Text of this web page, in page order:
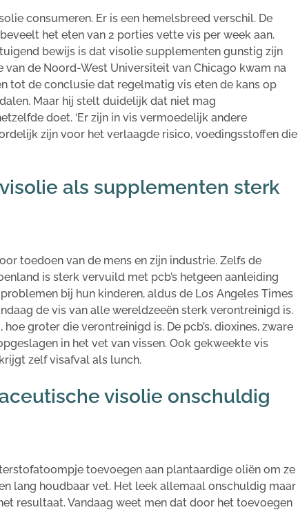
consumeren. Er is een hemelsbreed verschil. De
het eten van 2 porties vette vis per week aan.
bewijs is dat visolie supplementen gunstig zijn
van de Noord-West Universiteit van Chicago kwam na
tot de conclusie dat regelmatig vis eten de kans op
dalen. Maar hij stelt duidelijk dat niet mag
doet. ‘Er zijn in vis vermoedelijk andere
zijn voor het verlaagde risico, voedingsstoffen die
als supplementen sterk
toedoen van de mens en zijn industrie. Zelfs de
is sterk vervuild met pcb’s hetgeen aanleiding
bij hun kinderen, aldus de Los Angeles Times
de vis van alle wereldzeeën sterk verontreinigd is.
groter die verontreinigd is. De pcb’s, dioxines, zware
in het vet van vissen. Ook gekweekte vis
zelf visafval als lunch.
visolie onschuldig
toevoegen aan plantaardige oliën om ze
lang houdbaar vet. Het leek allemaal onschuldig maar
resultaat. Vandaag weet men dat door het toevoegen